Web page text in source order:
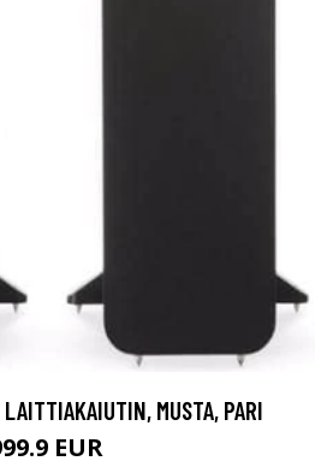
MUSTA, PARI
EUR